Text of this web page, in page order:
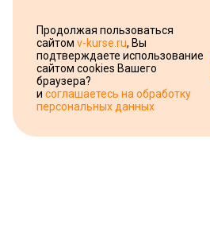
Продолжая пользоваться
сайтом v-kurse.ru, Вы
подтверждаете использование
сайтом cookies Вашего
браузера?
и соглашаетесь на обработку
персональных данных